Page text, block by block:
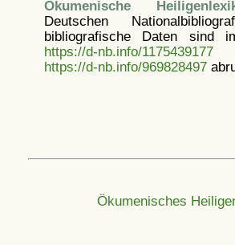
Ökumenische
Deutschen
bibliografische Daten sind
https://d-nb.info/1175439177
https://d-nb.info/969828497
Ökumenisches